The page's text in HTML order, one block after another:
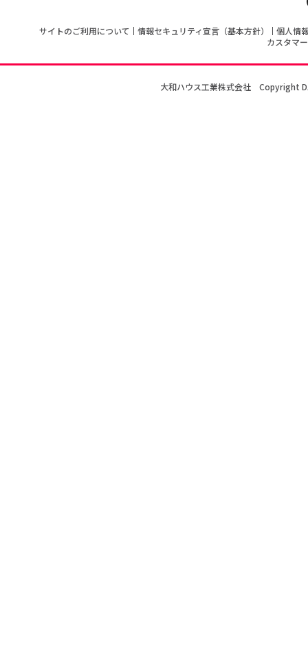
サイトのご利用について 情報セキュリティ宣言（基本方針）
個人情
カスタマ
大和ハウス工業株式会社 Copyright